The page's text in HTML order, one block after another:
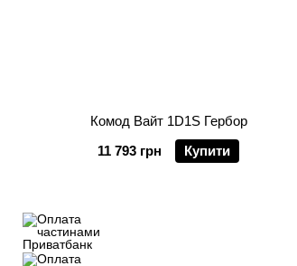
Комод Вайт 1D1S Гербор
11 793 грн
Купити